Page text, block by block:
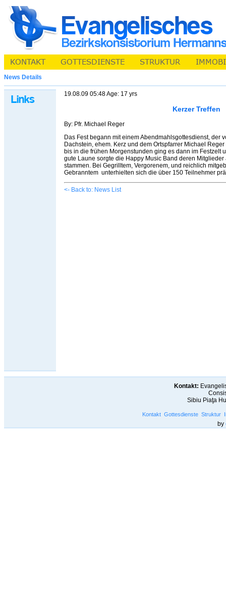
News Details
19.08.09 05:48 Age: 17 yrs
Kerzer Treffen
By: Pfr. Michael Reger
Das Fest begann mit einem Abendmahlsgottesdienst, der
Dachstein, ehem. Kerz und dem Ortspfarrer Michael
bis in die frühen Morgenstunden ging es dann im Festzelt
gute Laune sorgte die Happy Music Band deren
stammen. Bei Gegrilltem, Vergorenem, und reichlich
Gebranntem unterhielten sich die über 150 Teilnehmer
<- Back to: News List
Kontakt:
Sibiu Piaţa
Kontakt Gottesdienste Struktur
by